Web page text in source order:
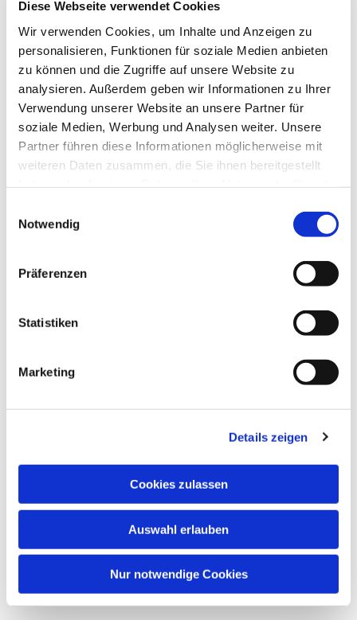
Diese Webseite verwendet Cookies
Wir verwenden Cookies, um Inhalte und Anzeigen zu
personalisieren, Funktionen für soziale Medien anbieten
zu können und die Zugriffe auf unsere Website zu
analysieren. Außerdem geben wir Informationen zu Ihrer
Verwendung unserer Website an unsere Partner für
soziale Medien, Werbung und Analysen weiter. Unsere
Partner führen diese Informationen möglicherweise mit
weiteren Daten zusammen, die Sie ihnen bereitgestellt
Notwendig
Präferenzen
Statistiken
Marketing
Details zeigen
Cookies zulassen
Auswahl erlauben
Nur notwendige Cookies
Richard Hansen
Kassierer
person@email.com
Janet Hansen
Telefon 30303030
person@email.com